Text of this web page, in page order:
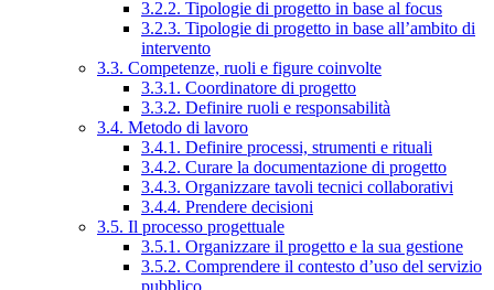
3.2.2. Tipologie di progetto in base al focus
3.2.3. Tipologie di progetto in base all’ambito di
intervento
3.3. Competenze, ruoli e figure coinvolte
3.3.1. Coordinatore di progetto
3.3.2. Definire ruoli e responsabilità
3.4. Metodo di lavoro
3.4.1. Definire processi, strumenti e rituali
3.4.2. Curare la documentazione di progetto
3.4.3. Organizzare tavoli tecnici collaborativi
3.4.4. Prendere decisioni
3.5. Il processo progettuale
3.5.1. Organizzare il progetto e la sua gestione
3.5.2. Comprendere il contesto d’uso del servizio
pubblico